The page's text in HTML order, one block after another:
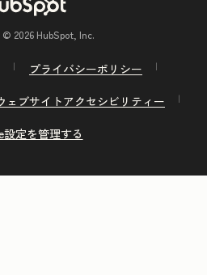
2026 HubSpot, Inc.
プライバシーポリシー
ェブサイトアクセシビリティー
設定を管理する